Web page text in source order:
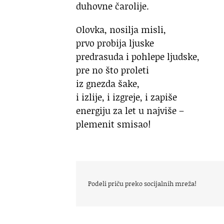
duhovne čarolije.
Olovka, nosilja misli,
prvo probija ljuske
predrasuda i pohlepe ljudske,
pre no što proleti
iz gnezda šake,
i izlije, i izgreje, i zapiše
energiju za let u najviše –
plemenit smisao!
Podeli priču preko socijalnih mreža!